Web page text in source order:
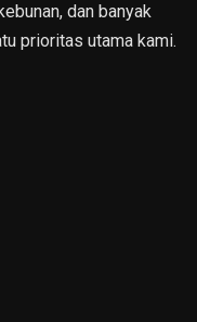
dan banyak
prioritas utama kami.